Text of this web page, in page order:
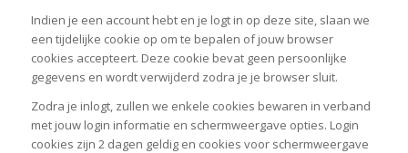
Indien je een account hebt en je logt in op deze site, slaan we
een tijdelijke cookie op om te bepalen of jouw browser
cookies accepteert. Deze cookie bevat geen persoonlijke
gegevens en wordt verwijderd zodra je je browser sluit.
Zodra je inlogt, zullen we enkele cookies bewaren in verband
met jouw login informatie en schermweergave opties. Login
cookies zijn 2 dagen geldig en cookies voor schermweergave